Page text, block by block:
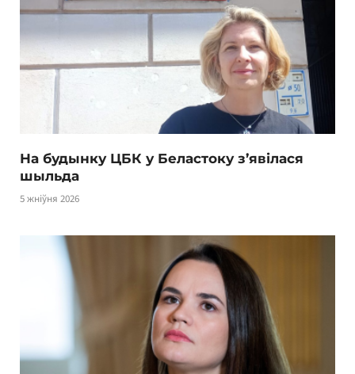
На будынку ЦБК у Беластоку з’явілася
шыльда
5 жніўня 2026